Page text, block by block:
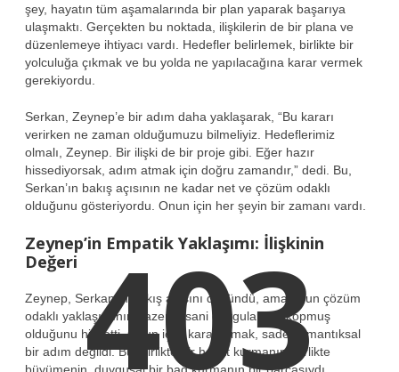
şey, hayatın tüm aşamalarında bir plan yaparak başarıya
ulaşmaktı. Gerçekten bu noktada, ilişkilerin de bir plana ve
düzenlemeye ihtiyacı vardı. Hedefler belirlemek, birlikte bir
yolculuğa çıkmak ve bu yolda ne yapılacağına karar vermek
gerekiyordu.
Serkan, Zeynep’e bir adım daha yaklaşarak, “Bu kararı
verirken ne zaman olduğumuzu bilmeliyiz. Hedeflerimiz
olmalı, Zeynep. Bir ilişki de bir proje gibi. Eğer hazır
hissediyorsak, adım atmak için doğru zamandır,” dedi. Bu,
Serkan’ın bakış açısının ne kadar net ve çözüm odaklı
olduğunu gösteriyordu. Onun için her şeyin bir zamanı vardı.
Zeynep’in Empatik Yaklaşımı: İlişkinin
Değeri
Zeynep, Serkan’ın bakış açısını düşündü, ama onun çözüm
odaklı yaklaşımının bazen insani duygulardan kopmuş
olduğunu hissetti. Onun için, karar almak, sadece mantıksal
bir adım değildi. Bu, birlikte bir hayat kurmanın, birlikte
büyümenin, duygusal bir bağ kurmanın bir parçasıydı.
403